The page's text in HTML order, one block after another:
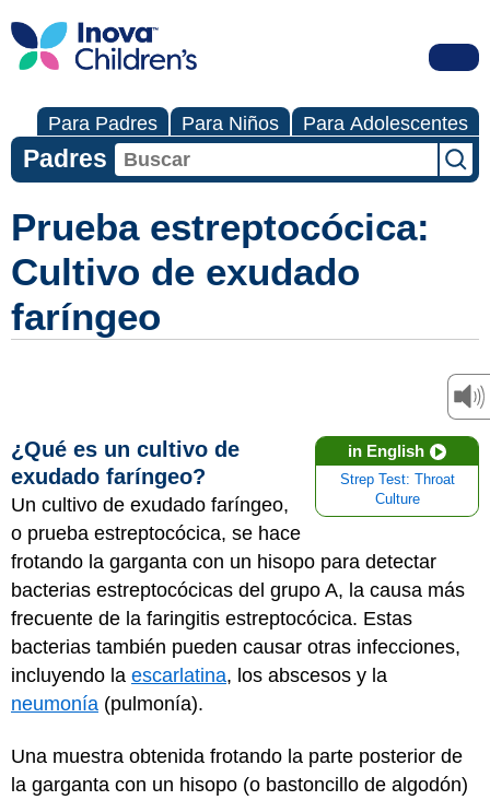
Para Padres Para Niños Para Adolescentes
Padres
Prueba estreptocócica:
Cultivo de exudado
faríngeo
in English
Strep Test: Throat
Culture
¿Qué es un cultivo de
exudado faríngeo?
Un cultivo de exudado faríngeo,
o prueba estreptocócica, se hace
frotando la garganta con un hisopo para detectar
bacterias estreptocócicas del grupo A, la causa más
frecuente de la faringitis estreptocócica. Estas
bacterias también pueden causar otras infecciones,
incluyendo la escarlatina, los abscesos y la
neumonía (pulmonía).
Una muestra obtenida frotando la parte posterior de
la garganta con un hisopo (o bastoncillo de algodón)